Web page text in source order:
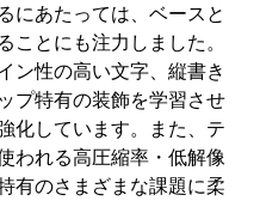
にあたっては、ベースと
ことにも注力しました。
ン性の高い文字、縦書き
プ特有の装飾を学習させ
化しています。また、テ
われる高圧縮率・低解像
有のさまざまな課題に柔